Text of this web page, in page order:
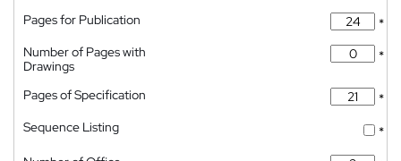
Pages for Publication
*
Number of Pages with
Drawings
*
Pages of Specification
*
Sequence Listing
*